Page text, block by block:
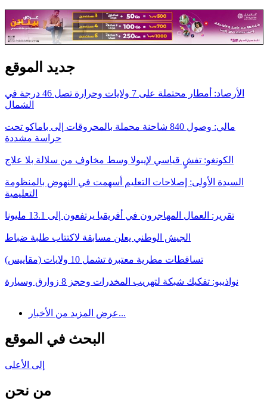
جديد الموقع
الأرصاد: أمطار محتملة على 7 ولايات وحرارة تصل 46 درجة في
الشمال
مالي: وصول 840 شاحنة محملة بالمحروقات إلى باماكو تحت
حراسة مشددة
الكونغو: تفشٍ قياسي لإيبولا وسط مخاوف من سلالة بلا علاج
السيدة الأولى: إصلاحات التعليم أسهمت في النهوض بالمنظومة
التعليمية
تقرير: العمال المهاجرون في أفريقيا يرتفعون إلى 13.1 مليونا
الجيش الوطني يعلن مسابقة لاكتتاب طلبة ضباط
تساقطات مطرية معتبرة تشمل 10 ولايات (مقاييس)
نواذيبو: تفكيك شبكة لتهريب المخدرات وحجز 8 زوارق وسيارة
عرض المزيد من الأخبار...
البحث في الموقع
إلى الأعلى
من نحن